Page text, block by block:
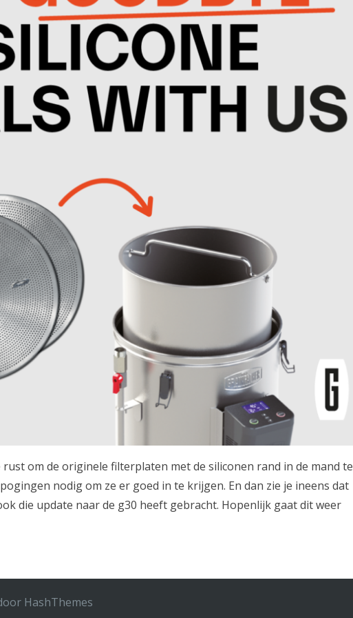
rust om de originele filterplaten met de siliconen rand in de mand te
nodig om ze er goed in te krijgen. En dan zie je ineens dat
die update naar de g30 heeft gebracht. Hopenlijk gaat dit weer
HashThemes